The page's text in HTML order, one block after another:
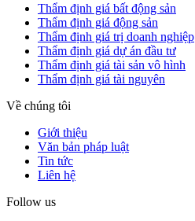
Thẩm định giá bất động sản
Thẩm định giá động sản
Thẩm định giá trị doanh nghiệp
Thẩm định giá dự án đầu tư
Thẩm định giá tài sản vô hình
Thẩm định giá tài nguyên
Về chúng tôi
Giới thiệu
Văn bản pháp luật
Tin tức
Liên hệ
Follow us